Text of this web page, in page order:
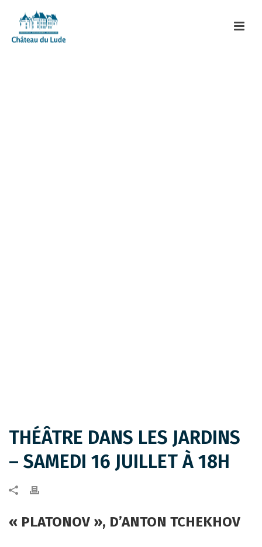
THÉÂTRE DANS LES JARDINS
– SAMEDI 16 JUILLET À 18H
« PLATONOV », D’ANTON TCHEKHOV